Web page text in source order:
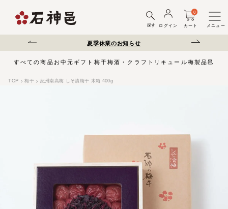
探す ログイン カート
0
メニュー
延について 夏季休業のお知らせ 弊社を装った偽
すべての商品 お中元 ギフト 梅干梅酒・クラフトリキュール梅製品邑じ
TOP 梅干 紀州南高梅 しそ漬梅干 木箱 400g